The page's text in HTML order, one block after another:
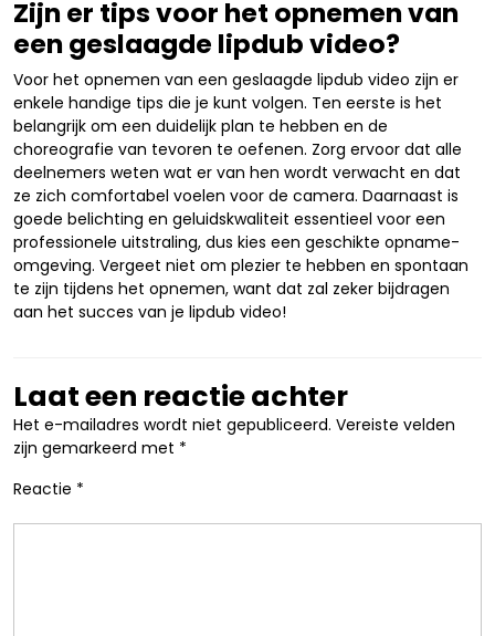
Zijn er tips voor het opnemen van
een geslaagde lipdub video?
Voor het opnemen van een geslaagde lipdub video zijn er
enkele handige tips die je kunt volgen. Ten eerste is het
belangrijk om een duidelijk plan te hebben en de
choreografie van tevoren te oefenen. Zorg ervoor dat alle
deelnemers weten wat er van hen wordt verwacht en dat
ze zich comfortabel voelen voor de camera. Daarnaast is
goede belichting en geluidskwaliteit essentieel voor een
professionele uitstraling, dus kies een geschikte opname-
omgeving. Vergeet niet om plezier te hebben en spontaan
te zijn tijdens het opnemen, want dat zal zeker bijdragen
aan het succes van je lipdub video!
Laat een reactie achter
Het e-mailadres wordt niet gepubliceerd. Vereiste velden
zijn gemarkeerd met *
Reactie *